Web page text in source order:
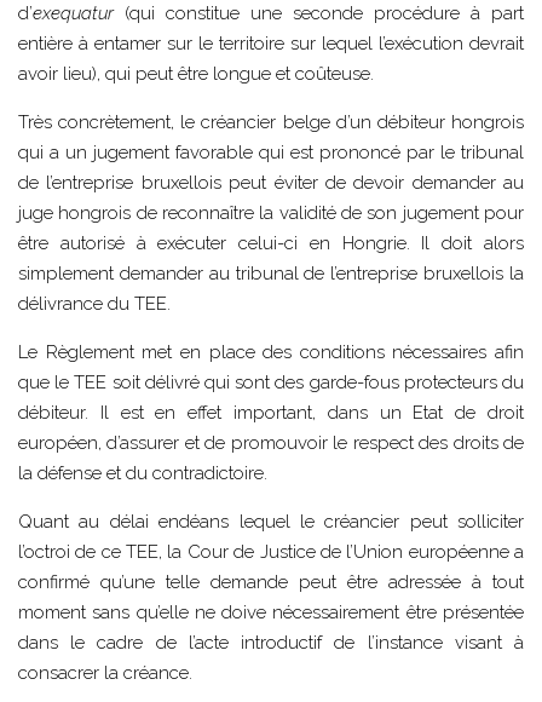
d’exequatur(qui constitue une seconde procédure à part
entière à entamer sur le territoire sur lequel l’exécution devrait
avoir lieu), qui peut être longue et coûteuse.
Très concrètement, le créancier belge d’un débiteur hongrois
qui a un jugement favorable qui est prononcé par le tribunal
de l’entreprise bruxellois peut éviter de devoir demander au
juge hongrois de reconnaître la validité de son jugement pour
être autorisé à exécuter celui-ci en Hongrie. Il doit alors
simplement demander au tribunal de l’entreprise bruxellois la
délivrance du TEE.
Le Règlement met en place des conditions nécessaires afin
que le TEE soit délivré qui sont des garde-fous protecteurs du
débiteur. Il est en effet important, dans un Etat de droit
européen, d’assurer et de promouvoir le respect des droits de
la défense et du contradictoire.
Quant au délai endéans lequel le créancier peut solliciter
l’octroi de ce TEE, la Cour de Justice de l’Union européenne a
confirmé qu’une telle demande peut être adressée à tout
moment sans qu’elle ne doive nécessairement être présentée
dans le cadre de l’acte introductif de l’instance visant à
consacrer la créance.